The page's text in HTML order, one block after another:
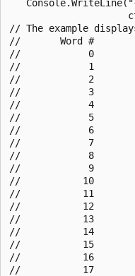
// The example
//       Word #
//            0
//            1
//            2
//            3
//            4
//            5
//            6
//            7
//            8
//            9
//           10
//           11
//           12
//           13
//           14
//           15
//           16
//           17